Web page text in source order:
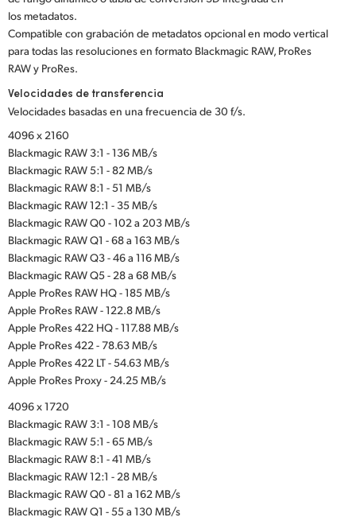
los metadatos.
Compatible con grabación de metadatos opcional en modo vertical
para todas las resoluciones en formato Blackmagic RAW, ProRes
RAW y ProRes.
Velocidades de transferencia
Velocidades basadas en una frecuencia de 30 f/s.
4096 x 2160
Blackmagic RAW 3:1 - 136 MB/s
Blackmagic RAW 5:1 - 82 MB/s
Blackmagic RAW 8:1 - 51 MB/s
Blackmagic RAW 12:1 - 35 MB/s
Blackmagic RAW Q0 - 102 a 203 MB/s
Blackmagic RAW Q1 - 68 a 163 MB/s
Blackmagic RAW Q3 - 46 a 116 MB/s
Blackmagic RAW Q5 - 28 a 68 MB/s
Apple ProRes RAW HQ - 185 MB/s
Apple ProRes RAW - 122.8 MB/s
Apple ProRes 422 HQ - 117.88 MB/s
Apple ProRes 422 - 78.63 MB/s
Apple ProRes 422 LT - 54.63 MB/s
Apple ProRes Proxy - 24.25 MB/s
4096 x 1720
Blackmagic RAW 3:1 - 108 MB/s
Blackmagic RAW 5:1 - 65 MB/s
Blackmagic RAW 8:1 - 41 MB/s
Blackmagic RAW 12:1 - 28 MB/s
Blackmagic RAW Q0 - 81 a 162 MB/s
Blackmagic RAW Q1 - 55 a 130 MB/s